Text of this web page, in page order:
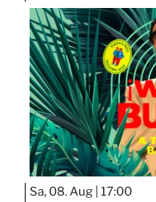
TAGE
STIPP
Sa, 08. Aug | 17:00